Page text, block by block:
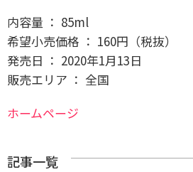
内容量 ： 85ml
希望小売価格 ： 160円（税抜）
発売日 ： 2020年1月13日
販売エリア ： 全国
ホームページ
記事一覧